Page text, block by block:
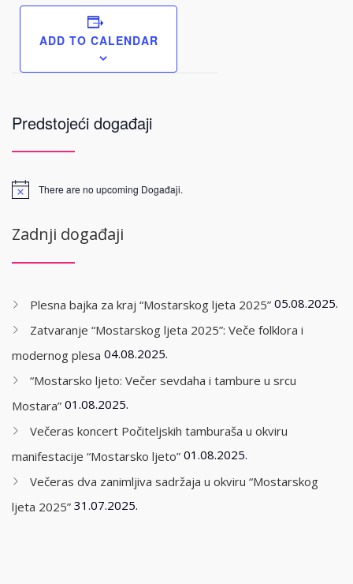
ADD TO CALENDAR
Predstojeći događaji
There are no upcoming Događaji.
Zadnji događaji
Plesna bajka za kraj “Mostarskog ljeta 2025” 05.08.2025.
Zatvaranje “Mostarskog ljeta 2025”: Veče folklora i
modernog plesa 04.08.2025.
“Mostarsko ljeto: Večer sevdaha i tambure u srcu
Mostara” 01.08.2025.
Večeras koncert Počiteljskih tamburaša u okviru
manifestacije “Mostarsko ljeto” 01.08.2025.
Večeras dva zanimljiva sadržaja u okviru “Mostarskog
ljeta 2025” 31.07.2025.